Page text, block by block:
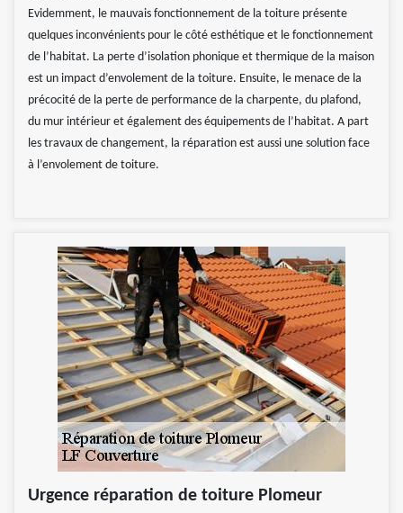
Evidemment, le mauvais fonctionnement de la toiture présente
quelques inconvénients pour le côté esthétique et le fonctionnement
de l’habitat. La perte d’isolation phonique et thermique de la maison
est un impact d’envolement de la toiture. Ensuite, le menace de la
précocité de la perte de performance de la charpente, du plafond,
du mur intérieur et également des équipements de l’habitat. A part
les travaux de changement, la réparation est aussi une solution face
à l’envolement de toiture.
Urgence réparation de toiture Plomeur